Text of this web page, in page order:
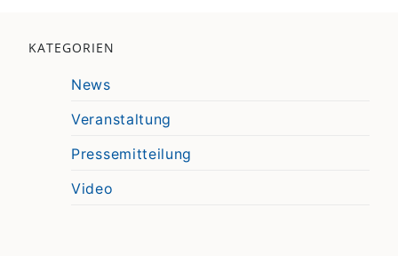
KATEGORIEN
News
Veranstaltung
Pressemitteilung
Video